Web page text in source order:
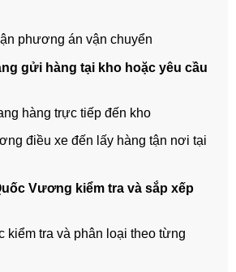
phương án vận chuyển
gửi hàng tại kho hoặc yêu cầu
hàng trực tiếp đến kho
điều xe đến lấy hàng tận nơi tại
Vương kiểm tra và sắp xếp
kiểm tra và phân loại theo từng